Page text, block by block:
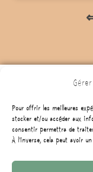
Pour offrir les meilleures
stocker et/ou accéder aux
consentir permettra de
À l'inverse, cela peut avoir